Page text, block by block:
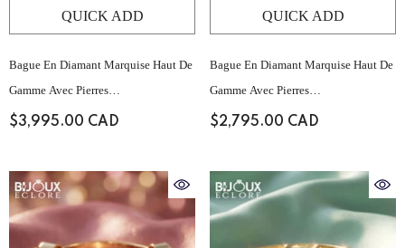
QUICK ADD
Bague En Diamant Marquise Haut De
Gamme Avec Pierres
D'accompagnement Baguette
$3,995.00 CAD
QUICK ADD
Bague En Diamant Marquise Haut De
Gamme Avec Pierres
D'accompagnement Baguette
$2,795.00 CAD